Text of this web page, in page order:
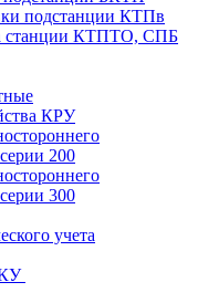
подстанции КТПв
станции КТПТО, СПБ
КРУ
200
300
учета